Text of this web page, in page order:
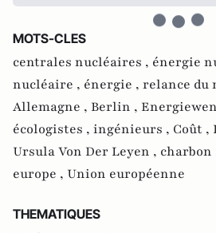
MOTS-CLES
centrales nucléaires , énergie
nucléaire , énergie , relance du
Allemagne , Berlin ,
écologistes , ingénieurs , Coût ,
Ursula Von Der Leyen , charbon
europe , Union européenne
THEMATIQUES